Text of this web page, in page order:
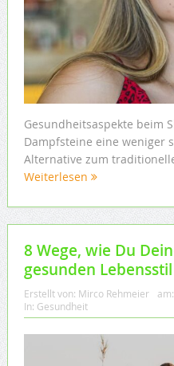
Gesundheitsaspekte beim
Dampfsteine eine weniger
Alternative zum
Weiterlesen
8 Wege, wie Du
gesunden
Erstellt von: Mirco Rehmeier am:
In: Gesundheit